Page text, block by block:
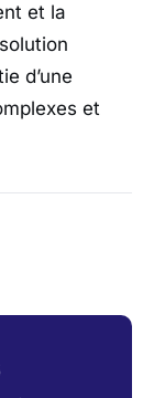
et la
d’une
et